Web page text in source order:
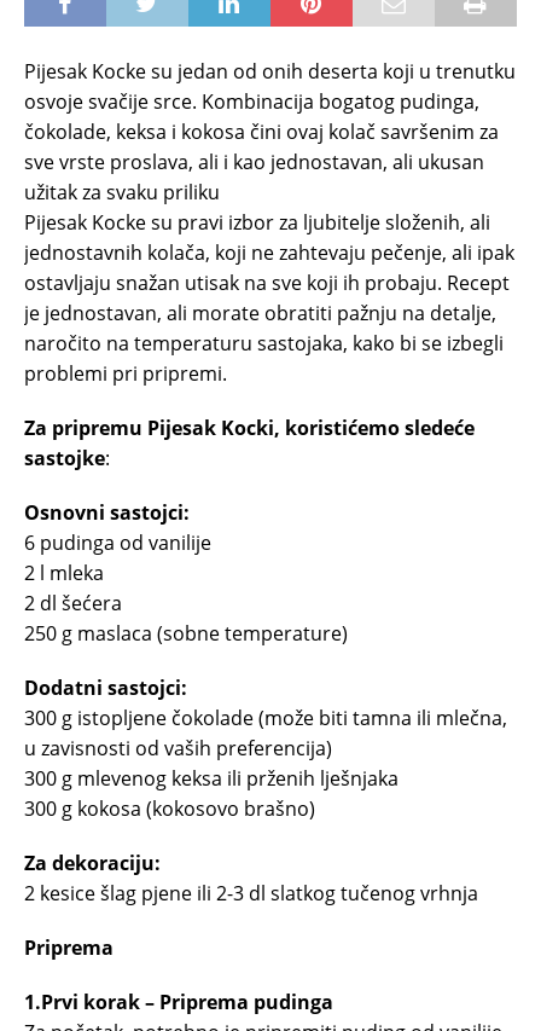
Pijesak Kocke su jedan od onih deserta koji u trenutku
osvoje svačije srce. Kombinacija bogatog pudinga,
čokolade, keksa i kokosa čini ovaj kolač savršenim za
sve vrste proslava, ali i kao jednostavan, ali ukusan
užitak za svaku priliku
Pijesak Kocke su pravi izbor za ljubitelje složenih, ali
jednostavnih kolača, koji ne zahtevaju pečenje, ali ipak
ostavljaju snažan utisak na sve koji ih probaju. Recept
je jednostavan, ali morate obratiti pažnju na detalje,
naročito na temperaturu sastojaka, kako bi se izbegli
problemi pri pripremi.
Za pripremu Pijesak Kocki, koristićemo sledeće
sastojke:
Osnovni sastojci:
6 pudinga od vanilije
2 l mleka
2 dl šećera
250 g maslaca (sobne temperature)
Dodatni sastojci:
300 g istopljene čokolade (može biti tamna ili mlečna,
u zavisnosti od vaših preferencija)
300 g mlevenog keksa ili prženih lješnjaka
300 g kokosa (kokosovo brašno)
Za dekoraciju:
2 kesice šlag pjene ili 2-3 dl slatkog tučenog vrhnja
Priprema
1.Prvi korak – Priprema pudinga